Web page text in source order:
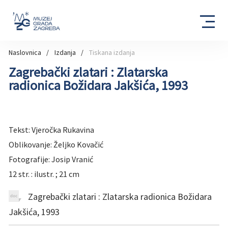
Naslovnica Izdanja Tiskana izdanja
Zagrebački zlatari : Zlatarska
radionica Božidara Jakšića, 1993
Tekst: Vjeročka Rukavina
Oblikovanje: Željko Kovačić
Fotografije: Josip Vranić
12 str. : ilustr. ; 21 cm
Zagrebački zlatari : Zlatarska radionica Božidara
Jakšića, 1993